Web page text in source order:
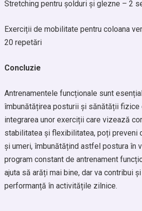
Stretching pentru șolduri și glezne – 2
Exerciții de mobilitate pentru coloana
20 repetări
Concluzie
Antrenamentele funcționale sunt
îmbunătățirea posturii și sănătății fizice
integrarea unor exerciții care vizează
stabilitatea și flexibilitatea, poți preveni
și umeri, îmbunătățind astfel postura în
program constant de antrenament
ajuta să arăți mai bine, dar va contribui
performanță în activitățile zilnice.